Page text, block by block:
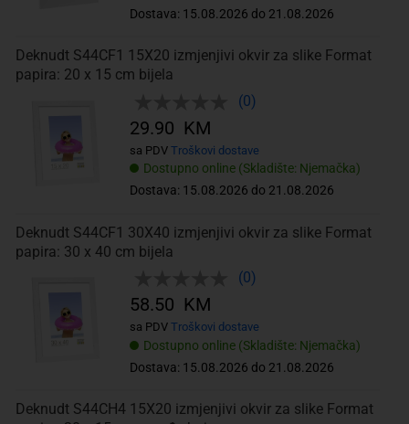
Dostava: 15.08.2026 do 21.08.2026
Deknudt S44CF1 15X20 izmjenjivi okvir za slike Format
papira: 20 x 15 cm bijela
(0)
Dostupno online (Skladište: Njemačka)
Dostava: 15.08.2026 do 21.08.2026
29.90 KM
sa PDV Troškovi dostave
Deknudt S44CF1 30X40 izmjenjivi okvir za slike Format
papira: 30 x 40 cm bijela
(0)
Dostupno online (Skladište: Njemačka)
Dostava: 15.08.2026 do 21.08.2026
58.50 KM
sa PDV Troškovi dostave
Deknudt S44CH4 15X20 izmjenjivi okvir za slike Format